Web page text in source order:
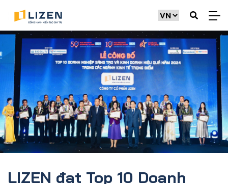
LIZEN đạt Top 10 Doanh